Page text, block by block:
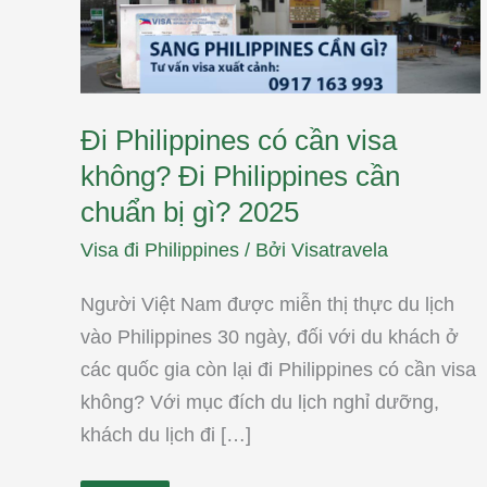
Đi Philippines có cần visa
không? Đi Philippines cần
chuẩn bị gì? 2025
Visa đi Philippines / Bởi Visatravela
Người Việt Nam được miễn thị thực du lịch
vào Philippines 30 ngày, đối với du khách ở
các quốc gia còn lại đi Philippines có cần visa
không? Với mục đích du lịch nghỉ dưỡng,
khách du lịch đi […]
cần
chuẩn
bị
gì?
2025